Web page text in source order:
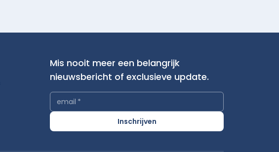
Mis nooit meer een belangrijk
nieuwsbericht of exclusieve update.
email *
Inschrijven